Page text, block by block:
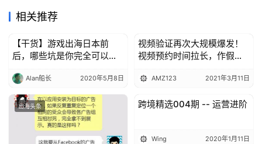
相关推荐
出海头条
【干货】游戏出海日本前
后，哪些坑是你完全可以绕
Alan船长 2020年5月8日
出海头条
视频验证再次大规模爆发！
视频预约时间拉长，作假将
AMZ123 2021年3月11日
出海头条 出海头条
跨境精选004期 -- 运营进阶
Wing 2020年1月11日